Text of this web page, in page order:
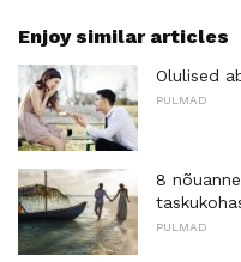
Enjoy similar articles
Olulised
PULMAD
8
PULMAD